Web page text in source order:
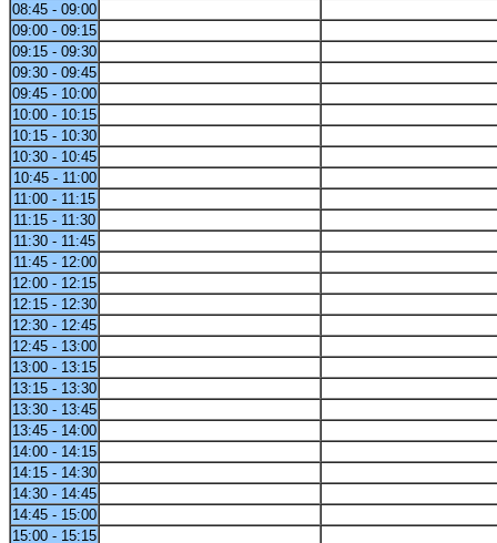
08:45 - 09:00
09:00 - 09:15
09:15 - 09:30
09:30 - 09:45
09:45 - 10:00
10:00 - 10:15
10:15 - 10:30
10:30 - 10:45
10:45 - 11:00
11:00 - 11:15
11:15 - 11:30
11:30 - 11:45
11:45 - 12:00
12:00 - 12:15
12:15 - 12:30
12:30 - 12:45
12:45 - 13:00
13:00 - 13:15
13:15 - 13:30
13:30 - 13:45
13:45 - 14:00
14:00 - 14:15
14:15 - 14:30
14:30 - 14:45
14:45 - 15:00
15:00 - 15:15